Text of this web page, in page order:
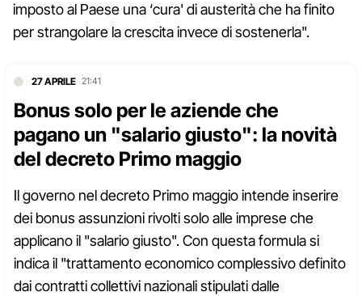
imposto al Paese una ‘cura' di austerità che ha finito
per strangolare la crescita invece di sostenerla".
27 APRILE 21:41
Bonus solo per le aziende che
pagano un "salario giusto": la novità
del decreto Primo maggio
Il governo nel decreto Primo maggio intende inserire
dei bonus assunzioni rivolti solo alle imprese che
applicano il "salario giusto". Con questa formula si
indica il "trattamento economico complessivo definito
dai contratti collettivi nazionali stipulati dalle